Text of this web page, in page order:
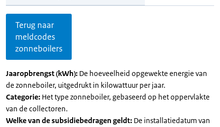
Terug naar
meldcodes
zonneboilers
Jaaropbrengst (kWh): De hoeveelheid opgewekte energie van
de zonneboiler, uitgedrukt in kilowattuur per jaar.
Categorie: Het type zonneboiler, gebaseerd op het oppervlakte
van de collectoren.
Welke van de subsidiebedragen geldt: De installatiedatum van